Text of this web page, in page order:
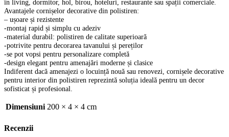
în living, dormitor, hol, birou, hoteluri, restaurante sau spații comerciale.
Avantajele cornișelor decorative din polistiren:
– ușoare și rezistente
-montaj rapid și simplu cu adeziv
-material durabil: polistiren de calitate superioară
-potrivite pentru decorarea tavanului și pereților
-se pot vopsi pentru personalizare completă
-design elegant pentru amenajări moderne și clasice
Indiferent dacă amenajezi o locuință nouă sau renovezi, cornișele decorative
pentru interior din polistiren reprezintă soluția ideală pentru un decor
sofisticat și profesional.
Dimensiuni 200 × 4 × 4 cm
Recenzii